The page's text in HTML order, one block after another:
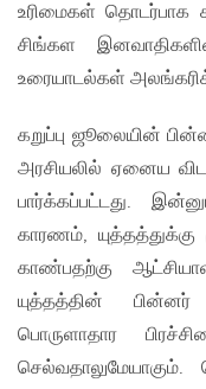
உரிமைகள் தொடர்பாக
சிங்கள
உரையாடல்கள்
கறுப்பு ஜூலையின்
அரசியலில் ஏனைய
பார்க்கப்பட்டது.
காரணம், யுத்தத்துக்கு
காண்பதற்கு
யுத்தத்தின்
பொருளாதார